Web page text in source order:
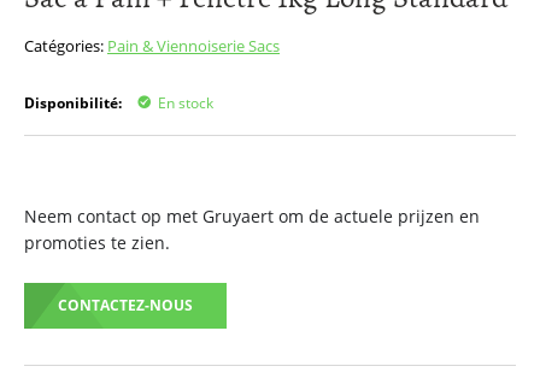
Catégories: Pain & ViennoiserieSacs
Disponibilité: En stock
Neem contact op met Gruyaert om de actuele prijzen en
promoties te zien.
CONTACTEZ-NOUS
de
d’images